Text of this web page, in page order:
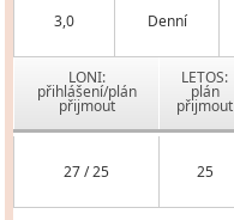
3,0 Denní
LONI:
přihlášení/plán
přijmout
LETOS:
plán
přijmout
27 / 25 25